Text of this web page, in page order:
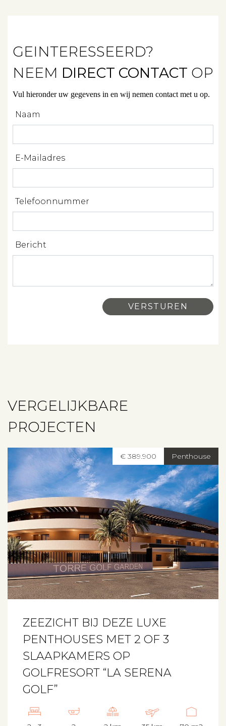
Projectbegeleiding
Zoeken
Spanje
Aanbod
Over ons
Contact
GEINTERESSEERD?
NEEM DIRECT CONTACT OP
Vul hieronder uw gegevens in en wij nemen contact met u op.
Naam
E-Mailadres
Telefoonnummer
Bericht
VERGELIJKBARE
PROJECTEN
Penthouse
€ 389.900
ZEEZICHT BIJ DEZE LUXE
PENTHOUSES MET 2 OF 3
SLAAPKAMERS OP
GOLFRESORT “LA SERENA
GOLF”